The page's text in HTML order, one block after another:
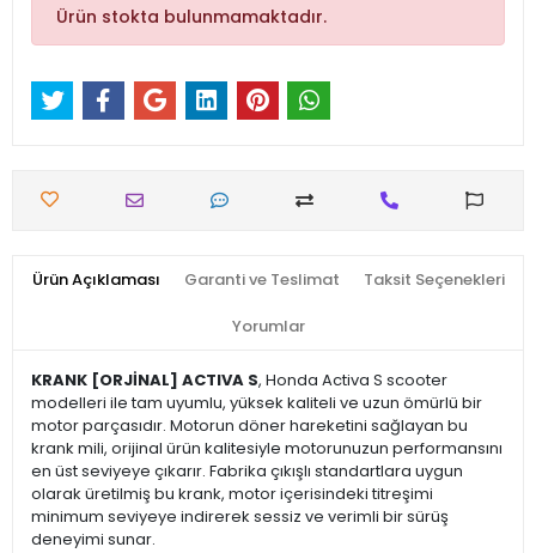
Ürün stokta bulunmamaktadır.
Ürün Açıklaması Garanti ve Teslimat Taksit Seçenekleri
Yorumlar
KRANK [ORJİNAL] ACTIVA S, Honda Activa S scooter
modelleri ile tam uyumlu, yüksek kaliteli ve uzun ömürlü bir
motor parçasıdır. Motorun döner hareketini sağlayan bu
krank mili, orijinal ürün kalitesiyle motorunuzun performansını
en üst seviyeye çıkarır. Fabrika çıkışlı standartlara uygun
olarak üretilmiş bu krank, motor içerisindeki titreşimi
minimum seviyeye indirerek sessiz ve verimli bir sürüş
deneyimi sunar.